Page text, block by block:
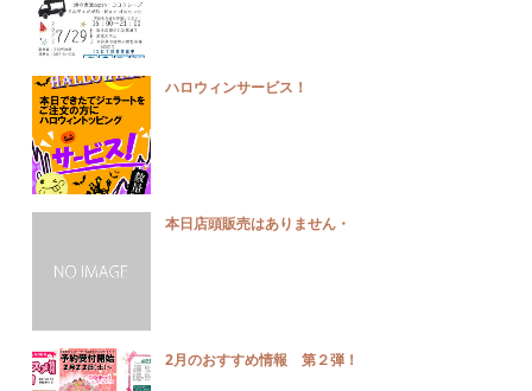
ハロウィンサービス！
本日店頭販売はありません・
2月のおすすめ情報 第２弾！